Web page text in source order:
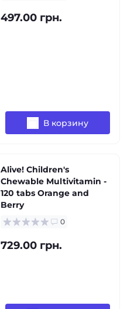
497.00 грн.
В корзину
Alive! Children's
Chewable Multivitamin -
120 tabs Orange and
Berry
0
729.00 грн.